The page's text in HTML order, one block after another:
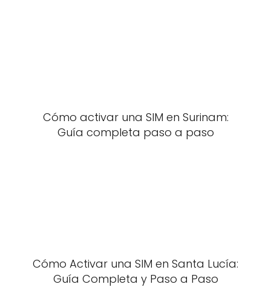
Cómo activar una SIM en Surinam:
Guía completa paso a paso
Cómo Activar una SIM en Santa Lucía:
Guía Completa y Paso a Paso